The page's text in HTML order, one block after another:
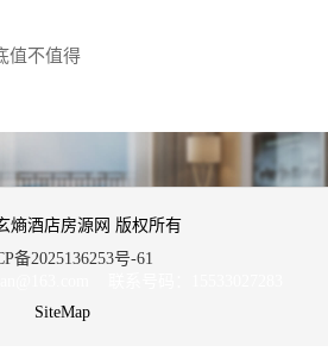
值不值得
熵酒店房源网 版权所有
备2025136253号-61
SiteMap